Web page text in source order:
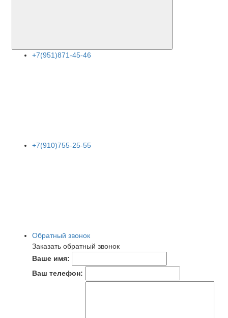
+7(951)871-45-46
+7(910)755-25-55
Обратный звонок
Заказать обратный звонок
Ваше имя:
Ваш телефон: